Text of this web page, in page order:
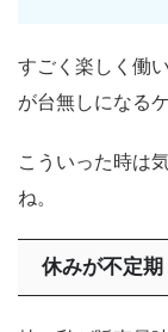
すごく楽しく働
が台無しになる
こういった時は
ね。
休みが不定期